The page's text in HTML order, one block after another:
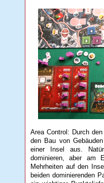
Area Control: Durch
den Bau von
einer Insel aus.
dominieren, aber am
Mehrheiten auf den
beiden dominierenden